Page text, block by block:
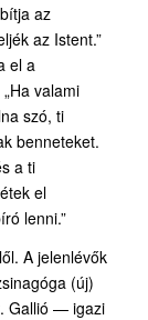
az
az Istent.”
el a
valami
szó, ti
benneteket.
a ti
el
lenni.”
A jelenlévők
(új)
Gallió — igazi